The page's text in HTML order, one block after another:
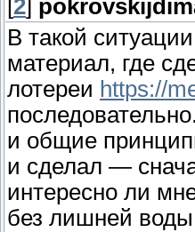
[2]
В такой
материал, где
лотереи https://
и общие
и сделал —
интересно ли
без лишней воды